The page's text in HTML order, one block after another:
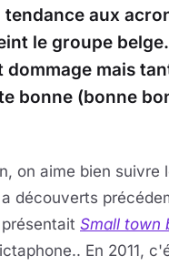
aux
le groupe
mais
bonne (bonne
on aime bien suivre
découverts
Small town
En 2011,